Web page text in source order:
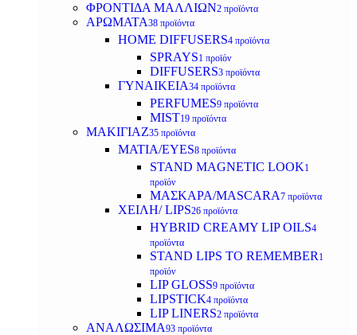
ΦΡΟΝΤΙΔΑ ΜΑΛΛΙΩΝ2 προϊόντα
ΑΡΩΜΑΤΑ38 προϊόντα
HOME DIFFUSERS4 προϊόντα
SPRAYS1 προϊόν
DIFFUSERS3 προϊόντα
ΓΥΝΑΙΚΕΙΑ34 προϊόντα
PERFUMES9 προϊόντα
MIST19 προϊόντα
ΜΑΚΙΓΙΑΖ35 προϊόντα
ΜΑΤΙΑ/EYES8 προϊόντα
STAND MAGNETIC LOOK1
προϊόν
ΜΑΣΚΑΡΑ/MASCARA7 προϊόντα
ΧΕΙΛΗ/ LIPS26 προϊόντα
HYBRID CREAMY LIP OILS4
προϊόντα
STAND LIPS TO REMEMBER 1
προϊόν
LIP GLOSS9 προϊόντα
LIPSTICK4 προϊόντα
LIP LINERS2 προϊόντα
ΑΝΑΛΩΣΙΜΑ93 προϊόντα